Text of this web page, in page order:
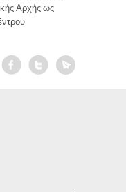
Αρχής ως